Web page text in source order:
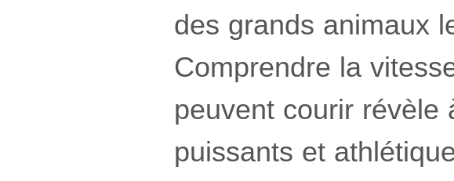
des grands animaux
Comprendre la
peuvent courir révèle
puissants et